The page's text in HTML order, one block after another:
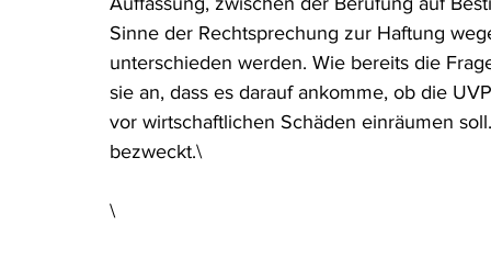
Sinne der Rechtsprechung zur Haftung
unterschieden werden. Wie bereits die
sie an, dass es darauf ankomme, ob die
vor wirtschaftlichen Schäden einräumen
bezweckt.\
\